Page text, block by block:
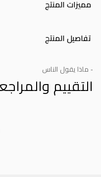
مميزات المنتج
تفاصيل المنتج
- ماذا يقول الناس
التقييم